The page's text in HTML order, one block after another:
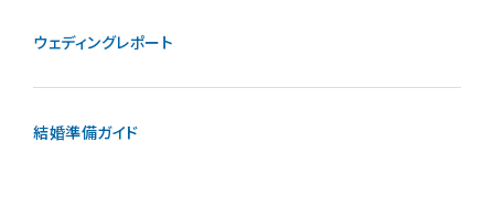
ウェディングレポート
結婚準備ガイド